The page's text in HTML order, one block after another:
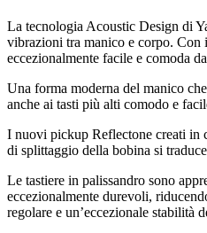
La tecnologia Acoustic Design di
vibrazioni tra manico e corpo. Con
eccezionalmente facile e comoda
Una forma moderna del manico
anche ai tasti più alti comodo e
I nuovi pickup Reflectone creati in
di splittaggio della bobina si
Le tastiere in palissandro sono
eccezionalmente durevoli,
regolare e un’eccezionale stabilità